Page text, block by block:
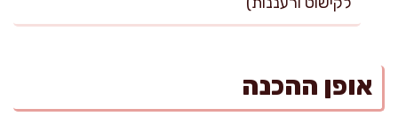
אופן ההכנה